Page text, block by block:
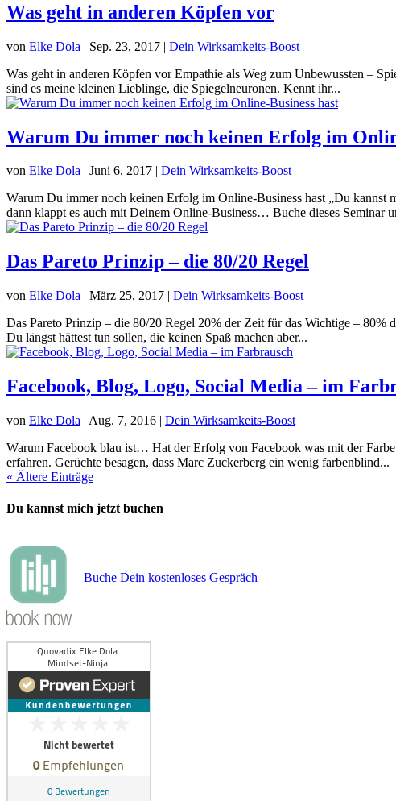
Was geht in anderen Köpfen vor
von Elke Dola | Sep. 23, 2017 | Dein Wirksamkeits-Boost
Was geht in anderen Köpfen vor Empathie als Weg zum Unbewussten –
sind es meine kleinen Lieblinge, die Spiegelneuronen. Kennt ihr...
Warum Du immer noch keinen Erfolg im
von Elke Dola | Juni 6, 2017 | Dein Wirksamkeits-Boost
Warum Du immer noch keinen Erfolg im Online-Business hast „Du
dann klappt es auch mit Deinem Online-Business… Buche dieses Seminar
Das Pareto Prinzip – die 80/20 Regel
von Elke Dola | März 25, 2017 | Dein Wirksamkeits-Boost
Das Pareto Prinzip – die 80/20 Regel 20% der Zeit für das Wichtige –
Du längst hättest tun sollen, die keinen Spaß machen aber...
Facebook, Blog, Logo, Social Media – im
von Elke Dola | Aug. 7, 2016 | Dein Wirksamkeits-Boost
Warum Facebook blau ist… Hat der Erfolg von Facebook was mit der
erfahren. Gerüchte besagen, dass Marc Zuckerberg ein wenig farbenblind...
« Ältere Einträge
Du kannst mich jetzt buchen
Buche Dein kostenloses Gespräch